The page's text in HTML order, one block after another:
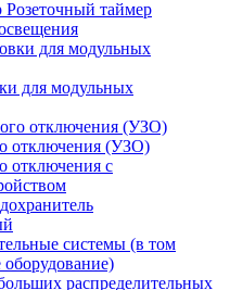
Розеточный таймер
для модульных
отключения (УЗО)
отключения с
системы (в том
оборудование)